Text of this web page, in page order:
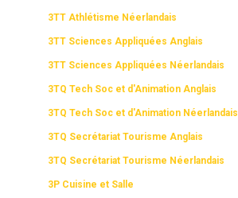
3TT Athlétisme Néerlandais
3TT Sciences Appliquées Anglais
3TT Sciences Appliquées Néerlandais
3TQ Tech Soc et d'Animation Anglais
3TQ Tech Soc et d'Animation Néerlandais
3TQ Secrétariat Tourisme Anglais
3TQ Secrétariat Tourisme Néerlandais
3P Cuisine et Salle